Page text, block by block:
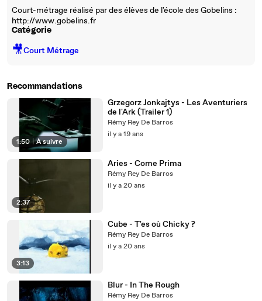
Court-métrage réalisé par des élèves de l'école des Gobelins :
http://www.gobelins.fr
Catégorie
🎥Court Métrage
Recommandations
1:50 | À suivre
Grzegorz Jonkajtys - Les Aventuriers
de l'Ark (Trailer 1)
Rémy Rey De Barros
il y a 19 ans
2:37
Aries - Come Prima
Rémy Rey De Barros
il y a 20 ans
3:13
Cube - T'es où Chicky ?
Rémy Rey De Barros
il y a 20 ans
Blur - In The Rough
Rémy Rey De Barros